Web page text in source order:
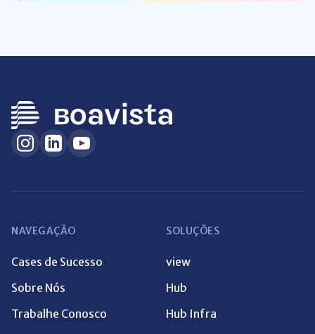
NAVEGAÇÃO
Cases de Sucesso
Sobre Nós
Trabalhe Conosco
SOLUÇÕES
view
Hub
Hub Infra